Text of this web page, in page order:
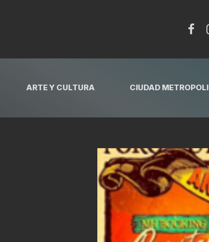
ARTE Y CULTURA CIUDAD METROPOLI